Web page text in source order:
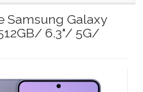
Samsung Galaxy
6.3"/ 5G/